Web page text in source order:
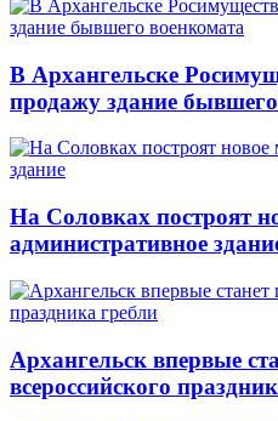
В Архангельске
продажу здание
На Соловках построят
административное
Архангельск впервые
всероссийского